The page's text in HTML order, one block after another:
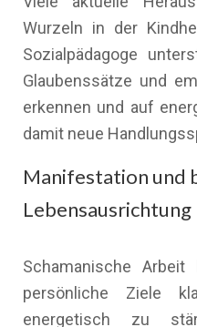
Wurzeln in der
Sozialpädagoge
Glaubenssätze und
erkennen und auf
damit neue
Manifestation und
Lebensausrichtung
Schamanische
persönliche Ziele
energetisch zu